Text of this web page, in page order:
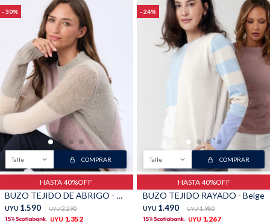
30
Talle COMPRAR
HASTA 40%OFF
BUZO TEJIDO DE ABRIGO - Rosa
UYU 1.590 UYU 2.290
UYU 1.352
24
Talle COMPRAR
HASTA 40%OFF
BUZO TEJIDO RAYADO - Beige
UYU 1.490 UYU 1.980
UYU 1.267